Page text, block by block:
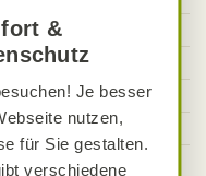
&
Je besser
nutzen,
für Sie gestalten.
verschiedene
1,55g
4,40